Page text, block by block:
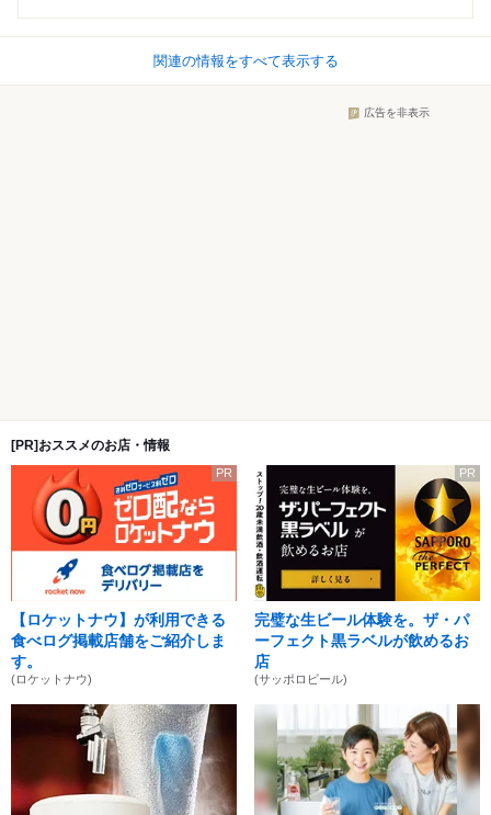
関連の情報をすべて表示する
広告を非表示
[PR]おススメのお店・情報
PR
【ロケットナウ】が利用できる
食べログ掲載店舗をご紹介しま
す。
(ロケットナウ)
PR
完璧な生ビール体験を。ザ・パ
ーフェクト黒ラベルが飲めるお
店
(サッポロビール)